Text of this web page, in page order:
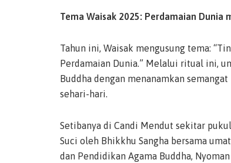
Tema Waisak 2025: Perdamaian Dunia
Tahun ini, Waisak mengusung tema:
Perdamaian Dunia.” Melalui ritual ini,
Buddha dengan menanamkan
sehari-hari.
Setibanya di Candi Mendut sekitar
Suci oleh Bhikkhu Sangha bersama
dan Pendidikan Agama Buddha,